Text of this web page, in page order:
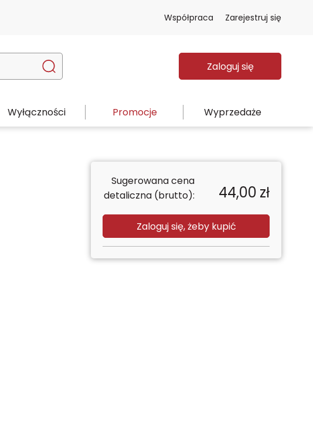
Współpraca Zarejestruj się
Zaloguj się
Wyłączności Promocje Wyprzedaże
Sugerowana cena
detaliczna (brutto):
44,00 zł
Zaloguj się, żeby kupić